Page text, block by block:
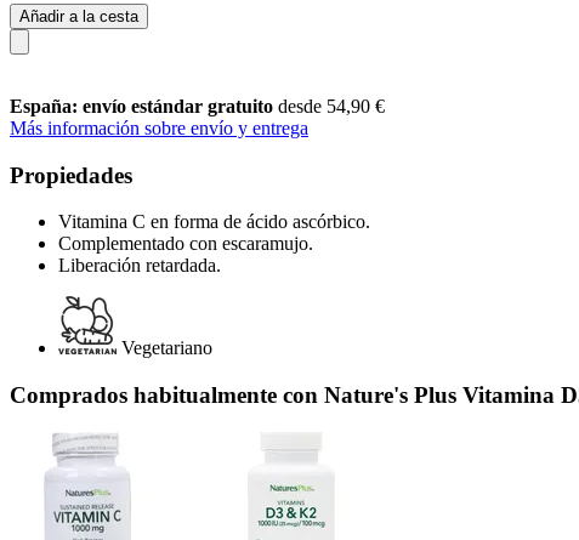
Añadir a la cesta
España: envío estándar gratuito desde 54,90 €
Más información sobre envío y entrega
Propiedades
Vitamina C en forma de ácido ascórbico.
Complementado con escaramujo.
Liberación retardada.
Vegetariano
Comprados habitualmente con Nature's Plus Vitamina